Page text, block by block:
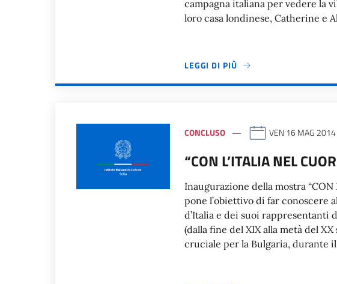
campagna italiana per vedere la
loro casa londinese, Catherine e
LEGGI DI PIÙ
CONCLUSO VEN 16 MAG 2014
“CON L’ITALIA NEL
Inaugurazione della mostra “CON
pone l’obiettivo di far conoscere
d’Italia e dei suoi rappresentanti
(dalla fine del XIX alla metà del
cruciale per la Bulgaria, durante